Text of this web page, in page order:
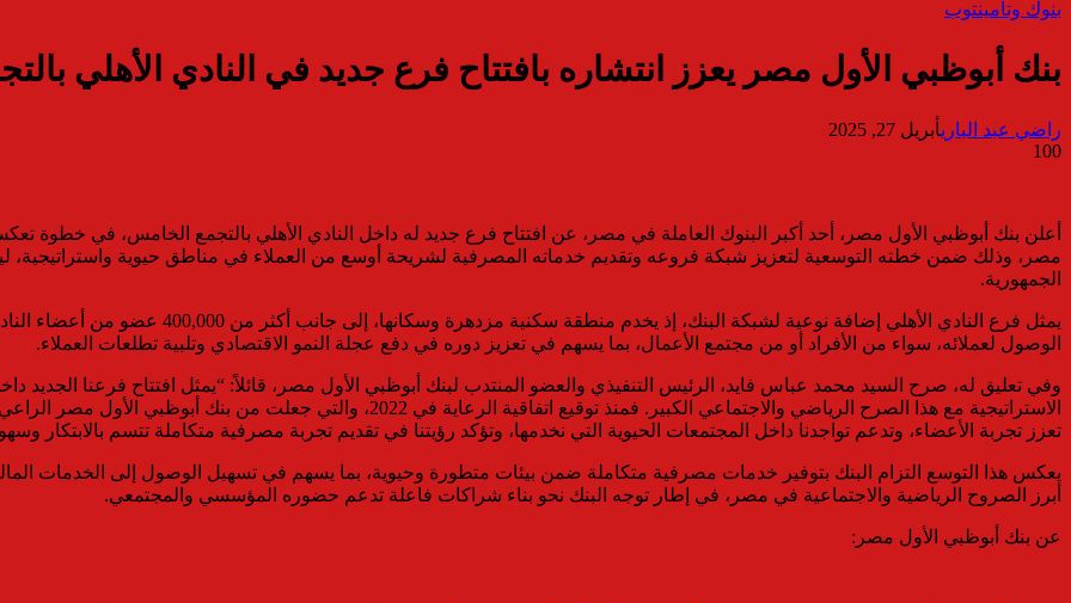
بنوك وتأمينتوب
بنك أبوظبي الأول مصر يعزز انتشاره بافتتاح فرع جديد في النادي الأهلي
راضي عبد الباريأبريل 27, 2025
100
أعلن بنك أبوظبي الأول مصر، أحد أكبر البنوك العاملة في مصر، عن افتتاح فرع جديد له داخل النادي الأهلي بالتجمع الخامس، في خطوة
الجمهورية.
يمثل فرع النادي الأهلي إضافة نوعية لشبكة
الوصول لعملائه، سواء من الأفراد أو من مجتمع الأعمال، بما يسهم في تعزيز دوره في دفع عجلة النمو الاقتصادي وتلبية تطلعات العملاء.
وفي تعليق له، صرح السيد محمد عباس فايد، الرئيس التنفيذي والعضو المنتدب لبنك أبوظبي الأول مصر، قائلاً: “يمثل افتتاح فرعنا الجديد
الاستراتيجية مع هذا الصرح الرياضي والاجتماعي الكبير. فمنذ توقيع اتفاقية
تعزز تجربة الأعضاء، وتدعم تواجدنا داخل المجتمعات الحيوية التي نخدمها، وتؤكد رؤيتنا في تقديم تجربة مصرفية متكاملة تتسم بالابتكار
يعكس هذا التوسع التزام البنك بتوفير خدمات مصرفية متكاملة ضمن بيئات متطورة وحيوية، بما يسهم في تسهيل الوصول إلى الخدمات
أبرز الصروح الرياضية والاجتماعية في مصر، في إطار توجه البنك نحو بناء شراكات فاعلة تدعم حضوره المؤسسي والمجتمعي.
عن بنك أبوظبي الأول مصر: